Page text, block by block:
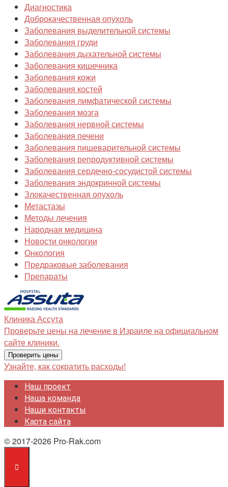
Диагностика
Доброкачественная опухоль
Заболевания выделительной системы
Заболевания груди
Заболевания дыхательной системы
Заболевания кишечника
Заболевания кожи
Заболевания костей
Заболевания лимфатической системы
Заболевания мозга
Заболевания нервной системы
Заболевания печени
Заболевания пищеварительной системы
Заболевания репродуктивной системы
Заболевания сердечно-сосудистой системы
Заболевания эндокринной системы
Злокачественная опухоль
Метастазы
Методы лечения
Народная медицина
Новости онкологии
Онкология
Предраковые заболевания
Препараты
КлиникаАссута
Проверьте цены на лечение в Израиле на официальном
сайте клиники.
Проверить цены
Узнайте, как сократить расходы!
Наш проект
Наша команда
Наши контакты
Карта сайта
© 2017-2026 Pro-Rak.com